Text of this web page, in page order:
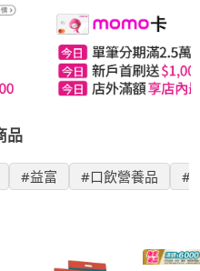
品
#益富 #口飲營養品 #